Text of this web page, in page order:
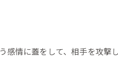
情に蓋をして、相手を攻